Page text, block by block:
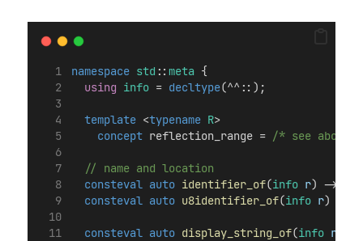
namespace std :: meta {
using info = decltype(^^::);
template <typename R>
concept reflection_range = /* see above
  // name and location
consteval auto identifier_of(info r) ->
consteval auto u8identifier_of(info r) ->
consteval auto display_string_of(info r